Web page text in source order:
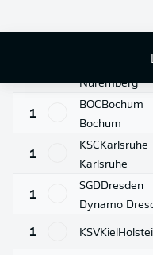
Kaiserslautern
1
Nuremberg
1
BOCBochum
Bochum
1
KSCKarlsruhe
Karlsruhe
1
SGDDresden
Dynamo
1 KSVKiel